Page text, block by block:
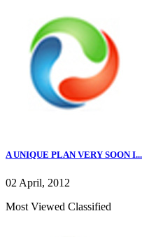
A UNIQUE PLAN VERY SOON I...
02 April, 2012
Most Viewed Classified